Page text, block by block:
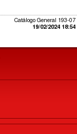
Catálogo General 193-07
19/02/2024 18:54